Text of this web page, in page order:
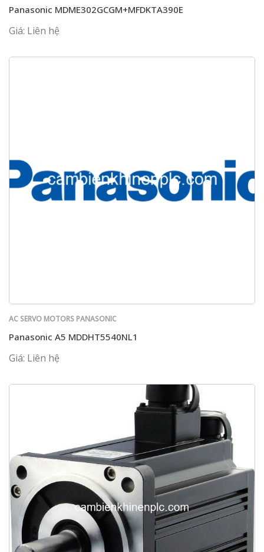
Panasonic MDME302GCGM+MFDKTA390E
Giá: Liên hệ
AC SERVO MOTORS PANASONIC
Panasonic A5 MDDHT5540NL1
Giá: Liên hệ